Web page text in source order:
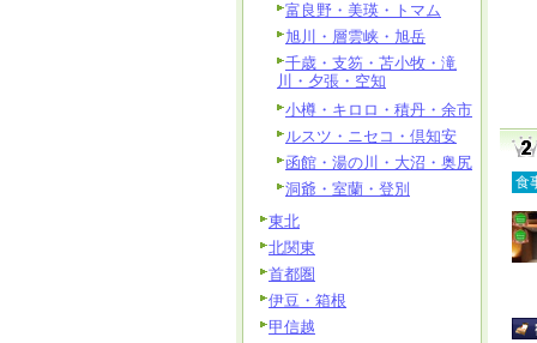
食
富良野・美瑛・トマム
旭川・層雲峡・旭岳
千歳・支笏・苫小牧・滝
川・夕張・空知
小樽・キロロ・積丹・余市
ルスツ・ニセコ・倶知安
函館・湯の川・大沼・奥尻
洞爺・室蘭・登別
東北
北関東
首都圏
伊豆・箱根
甲信越